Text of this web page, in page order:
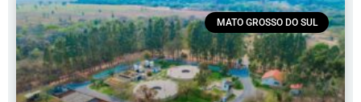
MATO GROSSO DO SUL